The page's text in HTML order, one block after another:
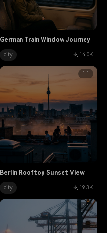
German Train Window Journey
city 14.0K
1:1
Berlin Rooftop Sunset View
city 19.3K
1:1